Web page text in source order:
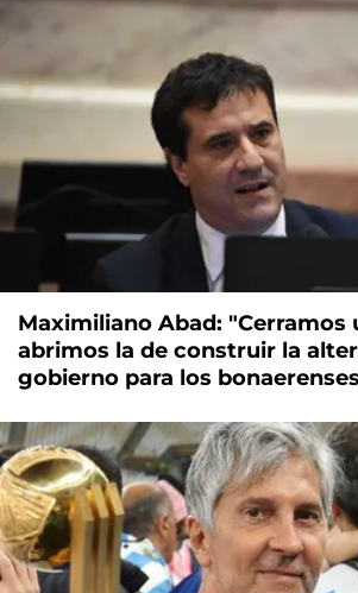
Maximiliano Abad: "Cerramos
abrimos la de construir la
gobierno para los